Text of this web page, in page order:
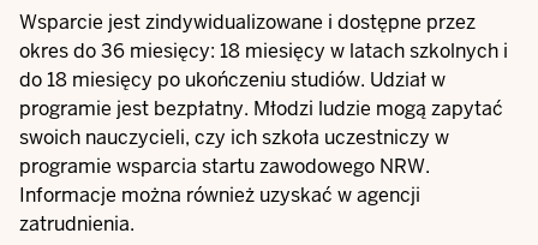
Wsparcie jest zindywidualizowane i dostępne przez
okres do 36 miesięcy: 18 miesięcy w latach szkolnych i
do 18 miesięcy po ukończeniu studiów. Udział w
programie jest bezpłatny. Młodzi ludzie mogą zapytać
swoich nauczycieli, czy ich szkoła uczestniczy w
programie wsparcia startu zawodowego NRW.
Informacje można również uzyskać w agencji
zatrudnienia.